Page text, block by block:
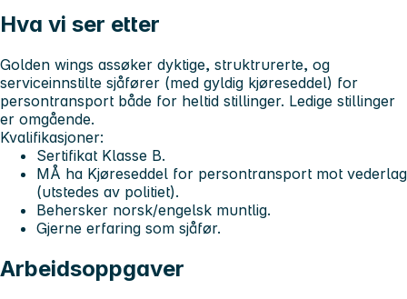
Hva vi ser etter
Golden wings assøker dyktige, struktrurerte, og
serviceinnstilte sjåfører (med gyldig kjøreseddel) for
persontransport både for heltid stillinger. Ledige stillinger
er omgående.
Kvalifikasjoner:
Sertifikat Klasse B.
MÅ ha Kjøreseddel for persontransport mot vederlag
(utstedes av politiet).
Behersker norsk/engelsk muntlig.
Gjerne erfaring som sjåfør.
Arbeidsoppgaver